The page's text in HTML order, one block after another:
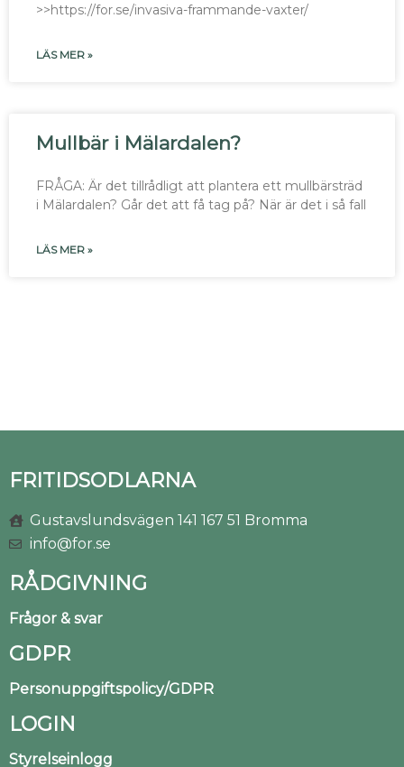
>>https://for.se/invasiva-frammande-vaxter/
LÄS MER »
Mullbär i Mälardalen?
FRÅGA: Är det tillrådligt att plantera ett mullbärsträd
i Mälardalen? Går det att få tag på? När är det i så fall
LÄS MER »
FRITIDSODLARNA
Gustavslundsvägen 141 167 51 Bromma
info@for.se
RÅDGIVNING
Frågor & svar
GDPR
Personuppgiftspolicy/GDPR
LOGIN
Styrelseinlogg